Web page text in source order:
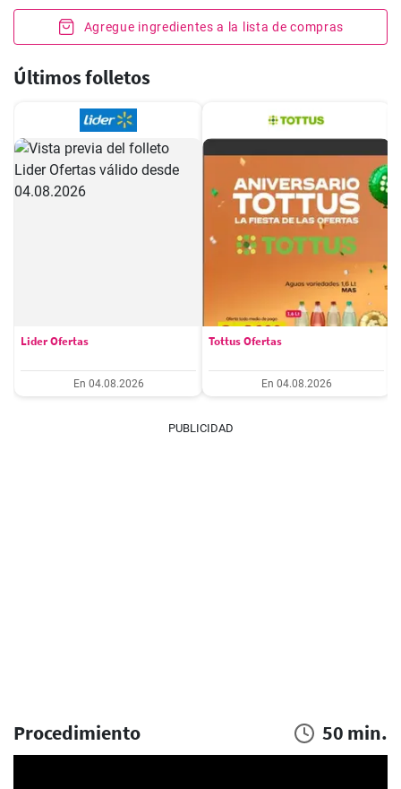
Agregue ingredientes a la lista de compras
Últimos folletos
Lider Ofertas
En 04.08.2026
Tottus Ofertas
En 04.08.2026
PUBLICIDAD
Procedimiento 50 min.